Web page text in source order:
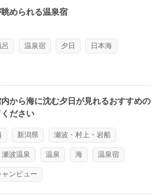
められる温泉宿
呂 温泉宿 夕日 日本海
から海に沈む夕日が見れるおすすめの
ださい
新潟県 瀬波・村上・岩船
瀬波温泉 温泉 海 温泉宿
ャンビュー